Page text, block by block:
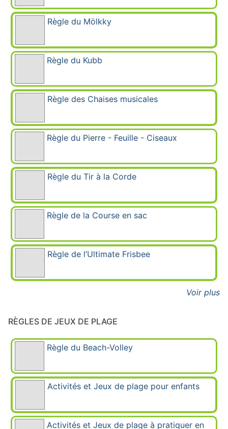
Règle du Mölkky
Règle du Kubb
Règle des Chaises musicales
Règle du Pierre - Feuille - Ciseaux
Règle du Tir à la Corde
Règle de la Course en sac
Règle de l’Ultimate Frisbee
Voir plus
RÈGLES DE JEUX DE PLAGE
Règle du Beach-Volley
Activités et Jeux de plage pour enfants
Activités et Jeux de plage à pratiquer en